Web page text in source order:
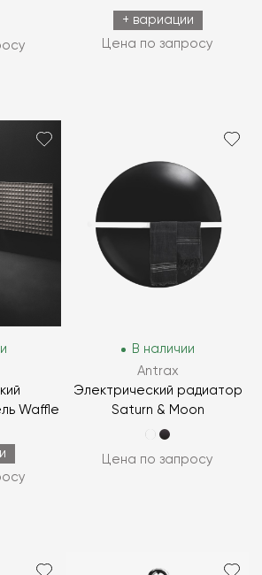
+ вариации
Цена по запросу
Waffle
В наличии
Antrax
Электрический радиатор
Saturn & Moon
Цена по запросу